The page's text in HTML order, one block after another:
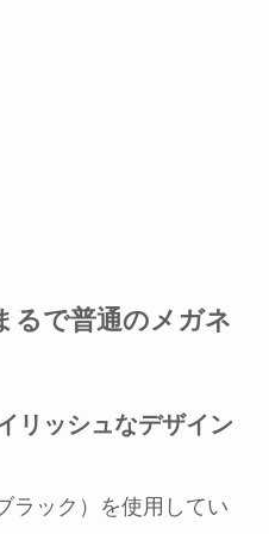
るで普通のメガネ
リッシュなデザイン
ラック）を使用してい